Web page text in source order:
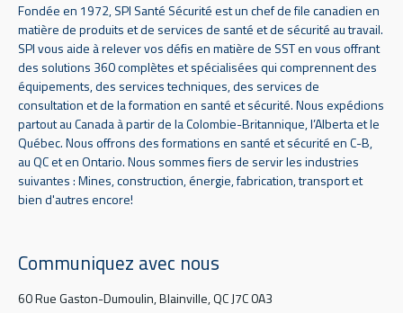
Fondée en 1972, SPI Santé Sécurité est un chef de file canadien en
matière de produits et de services de santé et de sécurité au travail.
SPI vous aide à relever vos défis en matière de SST en vous offrant
des solutions 360 complètes et spécialisées qui comprennent des
équipements, des services techniques, des services de
consultation et de la formation en santé et sécurité. Nous expédions
partout au Canada à partir de la Colombie-Britannique, l’Alberta et le
Québec. Nous offrons des formations en santé et sécurité en C-B,
au QC et en Ontario. Nous sommes fiers de servir les industries
suivantes : Mines, construction, énergie, fabrication, transport et
bien d'autres encore!
Communiquez avec nous
60 Rue Gaston-Dumoulin, Blainville, QC J7C 0A3